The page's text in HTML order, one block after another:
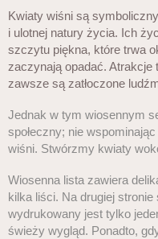
Kwiaty wiśni są
i ulotnej natury życia. Ich
szczytu piękna, które trwa
zaczynają opadać.
zawsze są zatłoczone
Jednak w tym wiosennym
społeczny; nie
wiśni. Stwórzmy kwiaty
Wiosenna lista zawiera
kilka liści. Na drugiej stronie
wydrukowany jest tylko
świeży wygląd. Ponadto,